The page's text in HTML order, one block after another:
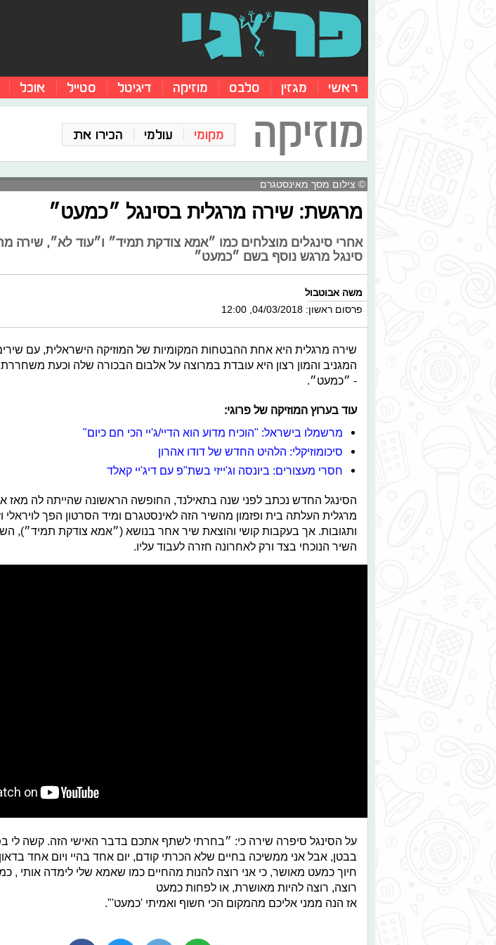
ראשי מגזין סלבס מוזיקה דיגיטל סטייל אוכל
מוזיקה מקומי עולמי הכירו את
© צילום מסך מאינסטגרם
מרגשת: שירה מרגלית בסינגל ״כמעט״
אחרי סינגלים מוצלחים כמו ״אמא צודקת תמיד״ ו״עוד לא״, שירה
סינגל מרגש נוסף בשם ״כמעט״
משה אבוטבול
פרסום ראשון: 04/03/2018, 12:00
שירה מרגלית היא אחת ההבטחות המקומיות של המוזיקה הישראלית, עם שירים
המגניב והמון רצון היא עובדת במרוצה על אלבום הבכורה שלה וכעת משחררת
- ״כמעט״.
עוד בערוץ המוזיקה של פרוגי:
מרשמלו בישראל: "הוכיח מדוע הוא הדיי/ג'יי הכי חם כיום"
סיכומוזיקלי: הלהיט החדש של דודו אהרון
חסרי מעצורים: ביונסה וג'ייזי בשת"פ עם דיג'יי קאלד
הסינגל החדש נכתב לפני שנה בתאילנד, החופשה הראשונה שהייתה לה מאז
מרגלית העלתה בית ופזמון מהשיר הזה לאינסטגרם ומיד הסרטון הפך לויראלי
ותגובות. אך בעקבות קושי והוצאת שיר אחר בנושא (״אמא צודקת תמיד״),
השיר הנוכחי בצד ורק לאחרונה חזרה לעבוד עליו.
על הסינגל סיפרה שירה כי: ״בחרתי לשתף אתכם בדבר האישי הזה. קשה לי
בבטן, אבל אני ממשיכה בחיים שלא הכרתי קודם, יום אחד בהיי ויום אחד
חיוך כמעט מאושר, כי אני רוצה להנות מהחיים כמו שאמא שלי לימדה אותי ,
רוצה, רוצה להיות מאושרת, או לפחות כמעט
אז הנה ממני אליכם מהמקום הכי חשוף ואמיתי 'כמעט'".